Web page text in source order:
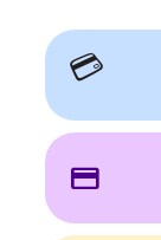
💳
payment